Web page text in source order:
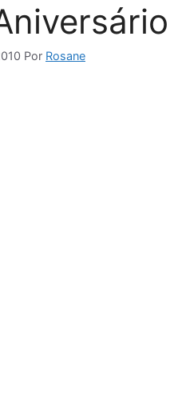
Por Rosane